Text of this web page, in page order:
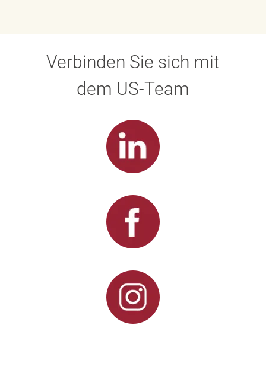
Verbinden Sie sich mit
dem US-Team